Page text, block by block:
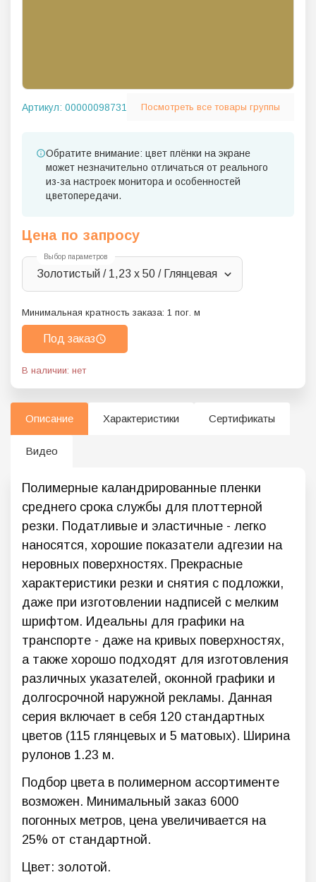
Артикул: 00000098731 Посмотреть все товары группы
Обратите внимание: цвет плёнки на экране
может незначительно отличаться от реального
из-за настроек монитора и особенностей
цветопередачи.
Цена по запросу
Выбор параметров
Золотистый / 1,23 x 50 / Глянцевая
Минимальная кратность заказа: 1 пог. м
Под заказ
В наличии: нет
Описание Характеристики Сертификаты
Видео
Полимерные каландрированные пленки
среднего срока службы для плоттерной
резки. Податливые и эластичные - легко
наносятся, хорошие показатели адгезии на
неровных поверхностях. Прекрасные
характеристики резки и снятия с подложки,
даже при изготовлении надписей с мелким
шрифтом. Идеальны для графики на
транспорте - даже на кривых поверхностях,
а также хорошо подходят для изготовления
различных указателей, оконной графики и
долгосрочной наружной рекламы. Данная
серия включает в себя 120 стандартных
цветов (115 глянцевых и 5 матовых). Ширина
рулонов 1.23 м.
Подбор цвета в полимерном ассортименте
возможен. Минимальный заказ 6000
погонных метров, цена увеличивается на
25% от стандартной.
Цвет: золотой.